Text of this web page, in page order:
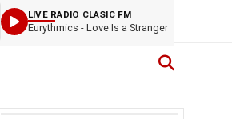
LIVE RADIO CLASIC FM
Eurythmics - Love Is a Stranger